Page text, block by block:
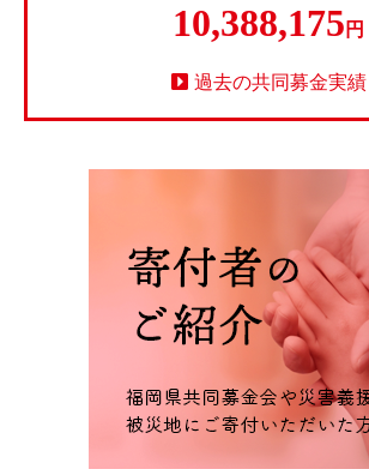
10,388,175 円
過去の共同募金実績